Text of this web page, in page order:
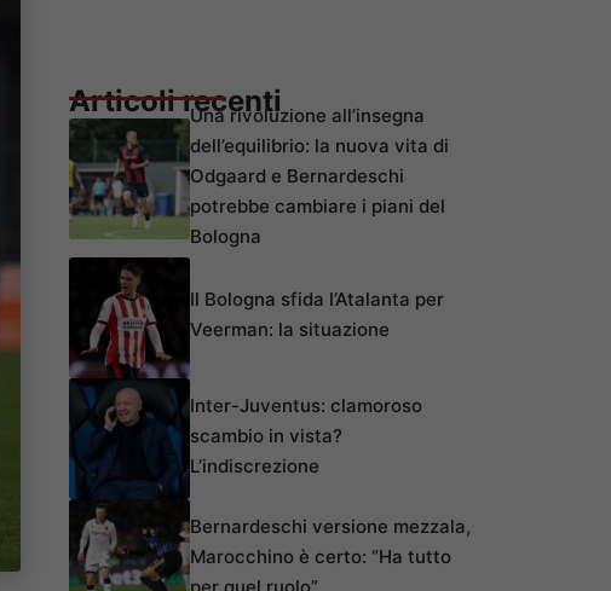
Articoli recentiUna rivoluzione all’insegna
dell’equilibrio: la nuova vita di
Odgaard e Bernardeschi
potrebbe cambiare i piani del
Bologna
Il Bologna sfida l’Atalanta per
Veerman: la situazione
Inter-Juventus: clamoroso
scambio in vista?
L’indiscrezione
Bernardeschi versione mezzala,
Marocchino è certo: “Ha tutto